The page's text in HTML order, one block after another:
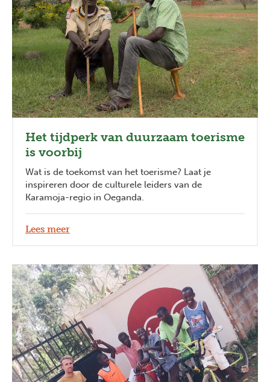
Het tijdperk van duurzaam toerisme
is voorbij
Wat is de toekomst van het toerisme? Laat je
inspireren door de culturele leiders van de
Karamoja-regio in Oeganda.
Lees meer
Previous Next